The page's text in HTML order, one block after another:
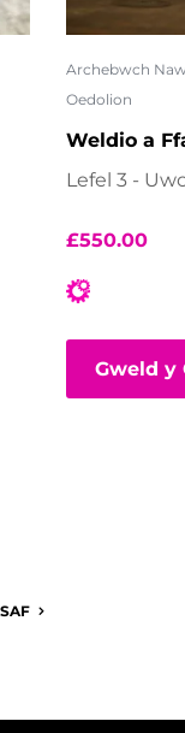
Archebwch
Oedolion
Weldio a
Lefel 3 -
£550.00
Gweld y